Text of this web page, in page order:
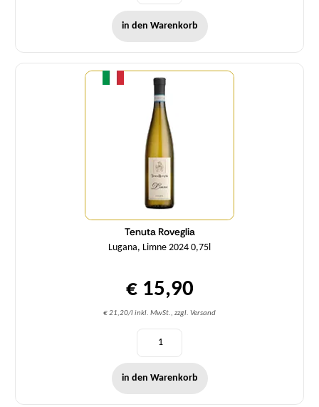
in den Warenkorb
Tenuta Roveglia
Lugana, Limne 2024 0,75l
€ 15,90
€ 21,20/l inkl. MwSt., zzgl. Versand
Menge
in den Warenkorb